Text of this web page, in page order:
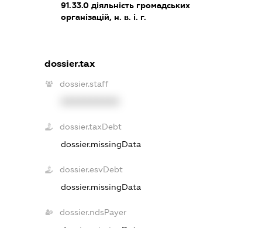
91.33.0 діяльність громадських
організацій, н. в. і. г.
dossier.tax
dossier.staff
dossier.taxDebt
dossier.missingData
dossier.esvDebt
dossier.missingData
dossier.ndsPayer